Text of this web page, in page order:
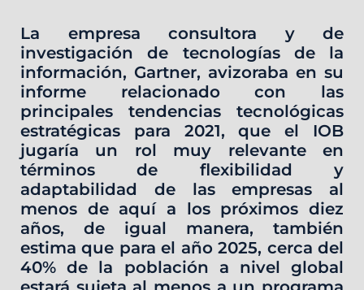
La empresa consultora y de
investigación de tecnologías de la
información, Gartner, avizoraba en su
informe relacionado con las
principales tendencias tecnológicas
estratégicas para 2021, que el IOB
jugaría un rol muy relevante en
términos de flexibilidad y
adaptabilidad de las empresas al
menos de aquí a los próximos diez
años, de igual manera, también
estima que para el año 2025, cerca del
40% de la población a nivel global